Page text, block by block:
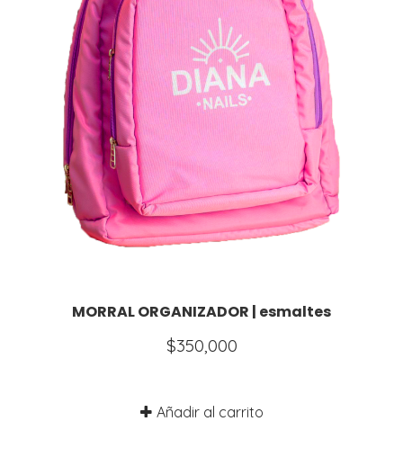
MORRAL ORGANIZADOR | esmaltes
$350,000
Añadir al carrito